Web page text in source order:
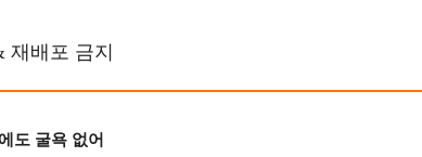
배포 금지
도 굴욕 없어